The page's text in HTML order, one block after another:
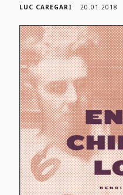
LUC CAREGARI 20.01.2018